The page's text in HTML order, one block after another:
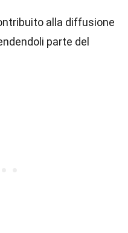
alla diffusione
parte del